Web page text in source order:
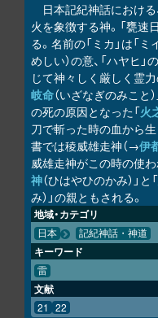
日本記紀神話におけ
火を象徴する神。「甕速
る。名前の「ミカ」は「
めしい）の意、「ハヤヒ」
じて神々しく厳しく霊
岐命（いざなぎのみこと）
の死の原因となった「火
刀で斬った時の血から
書では稜威雄走神（→伊
威雄走神がこの時の使
神（ひはやひのかみ）」と「
み）」の親ともされる。
地域・カテゴリ
日本 記紀神話・神道
キーワード
雷
文献
21 22